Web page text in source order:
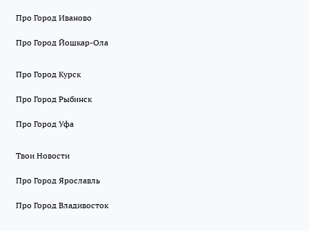
Про Город Иваново
Про Город Йошкар-Ола
Про Город Курск
Про Город Рыбинск
Про Город Уфа
Твои Новости
Про Город Ярославль
Про Город Владивосток